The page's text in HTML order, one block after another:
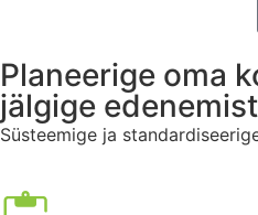
Planeerige oma
jälgige edenemist
Süsteemige ja